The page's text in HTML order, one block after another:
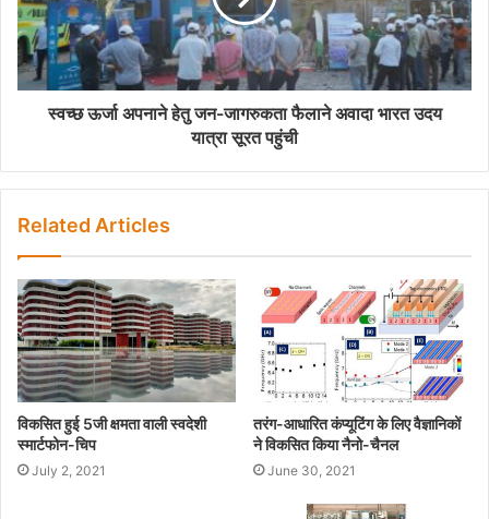
स्वच्छ ऊर्जा अपनाने हेतु जन-जागरुकता फैलाने अवादा भारत उदय
यात्रा सूरत पहुंची
Related Articles
विकसित हुई 5जी क्षमता वाली स्वदेशी
स्मार्टफोन-चिप
July 2, 2021
तरंग-आधारित कंप्यूटिंग के लिए वैज्ञानिकों
ने विकसित किया नैनो-चैनल
June 30, 2021